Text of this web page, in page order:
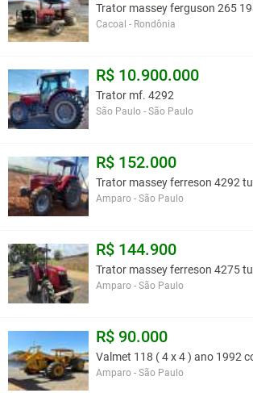
Trator massey ferguson 265
Cacoal - Rondônia
R$ 10.900.000
Trator mf. 4292
São Paulo - São Paulo
R$ 152.000
Trator massey ferreson 4292
Amparo - São Paulo
R$ 144.900
Trator massey ferreson 4275
Amparo - São Paulo
R$ 90.000
Valmet 118 ( 4 x 4 ) ano 1992
Amparo - São Paulo